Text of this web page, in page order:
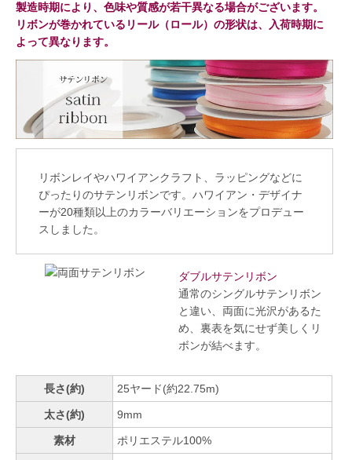
製造時期により、色味や質感が若干異なる場合がございます。
リボンが巻かれているリール（ロール）の形状は、入荷時期に
よって異なります。
リボンレイやハワイアンクラフト、ラッピングなどに
ぴったりのサテンリボンです。ハワイアン・デザイナ
ーが20種類以上のカラーバリエーションをプロデュー
スしました。
ダブルサテンリボン
通常のシングルサテンリボン
と違い、両面に光沢があるた
め、裏表を気にせず美しくリ
ボンが結べます。
長さ(約) 25ヤード(約22.75m)
太さ(約) 9mm
素材 ポリエステル100%